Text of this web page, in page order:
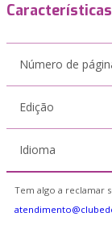
Características
Número de
Edição
Idioma
Tem algo a reclamar